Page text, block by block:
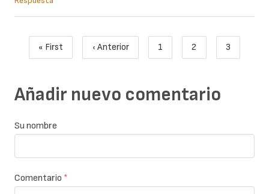
Paginación
Primera página
« First
Página anterior
‹ Anterior
Page
1
Page
2
Página
3
Añadir nuevo comentario
Su nombre
Comentario *